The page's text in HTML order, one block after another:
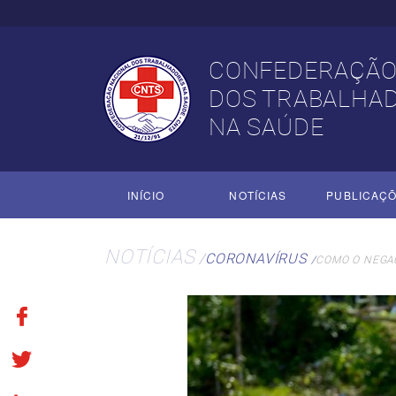
DOS
NA SAÚDE
INÍCIO NOTÍCIAS
NOTÍCIAS CORONAVÍRUS COMO O